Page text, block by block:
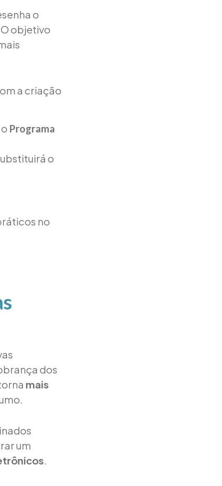
o
objetivo
a criação
Programa
o
no
dos
mais
um
.